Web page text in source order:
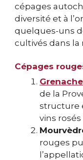
cépages
diversité et à
quelques-uns
cultivés dans la
Cépages
Grenache
de la
structure
vins
rouges